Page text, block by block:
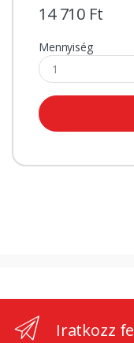
14 710 Ft
Mennyiség
Iratkozz